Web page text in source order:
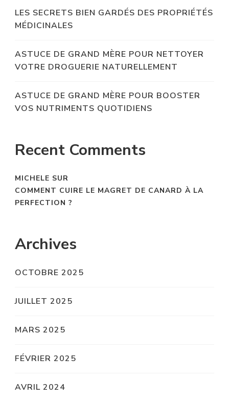
LES SECRETS BIEN GARDÉS DES PROPRIÉTÉS
MÉDICINALES
ASTUCE DE GRAND MÈRE POUR NETTOYER
VOTRE DROGUERIE NATURELLEMENT
ASTUCE DE GRAND MÈRE POUR BOOSTER
VOS NUTRIMENTS QUOTIDIENS
Recent Comments
MICHELE SUR
COMMENT CUIRE LE MAGRET DE CANARD À LA
PERFECTION ?
Archives
OCTOBRE 2025
JUILLET 2025
MARS 2025
FÉVRIER 2025
AVRIL 2024